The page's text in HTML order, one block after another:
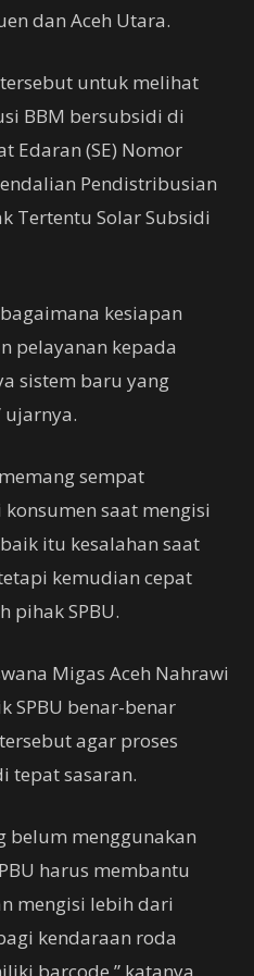
dan Aceh Utara.
untuk melihat
BBM bersubsidi di
Edaran (SE) Nomor
Pendistribusian
Tertentu Solar Subsidi
kesiapan
pelayanan kepada
sistem baru yang
ujarnya.
sempat
saat mengisi
itu kesalahan saat
kemudian cepat
pihak SPBU.
Migas Aceh Nahrawi
SPBU benar-benar
agar proses
tepat sasaran.
belum menggunakan
harus membantu
mengisi lebih dari
kendaraan roda